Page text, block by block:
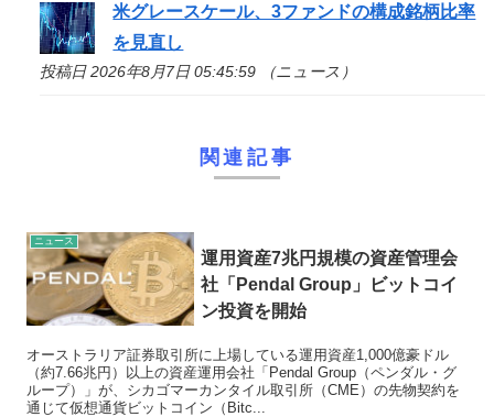
米グレースケール、3ファンドの構成銘柄比率
を見直し
投稿日 2026年8月7日 05:45:59 （ニュース）
関連記事
ニュース
運用資産7兆円規模の資産管理会
社「Pendal Group」ビットコイ
ン投資を開始
オーストラリア証券取引所に上場している運用資産1,000億豪ドル
（約7.66兆円）以上の資産運用会社「Pendal Group（ペンダル・グ
ループ）」が、シカゴマーカンタイル取引所（CME）の先物契約を
通じて仮想通貨ビットコイン（Bitc...